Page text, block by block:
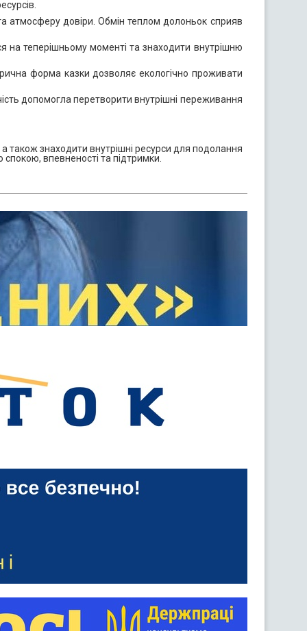
атмосферу довіри. Обмін теплом долоньок сприяв
на теперішньому моменті та знаходити внутрішню
форма казки дозволяє екологічно проживати
допомогла перетворити внутрішні переживання
а також знаходити внутрішні ресурси для подолання
впевненості та підтримки.